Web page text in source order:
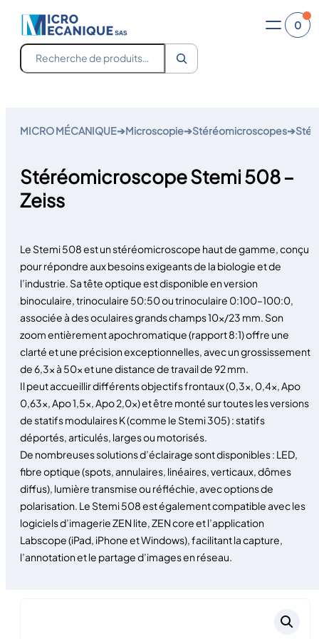
contenu
0
Recherche
MICRO MÉCANIQUE➔Microscopie➔Stéréomicroscopes➔
Stéréomicroscope Stemi 508 –
Zeiss
Le Stemi 508 est un stéréomicroscope haut de gamme, conçu
pour répondre aux besoins exigeants de la biologie et de
l’industrie. Sa tête optique est disponible en version
binoculaire, trinoculaire 50:50 ou trinoculaire 0:100–100:0,
associée à des oculaires grands champs 10x/23 mm. Son
zoom entièrement apochromatique (rapport 8:1) offre une
clarté et une précision exceptionnelles, avec un grossissement
de 6,3× à 50× et une distance de travail de 92 mm.
Il peut accueillir différents objectifs frontaux (0,3×, 0,4×, Apo
0,63×, Apo 1,5×, Apo 2,0×) et être monté sur toutes les versions
de statifs modulaires K (comme le Stemi 305) : statifs
déportés, articulés, larges ou motorisés.
De nombreuses solutions d’éclairage sont disponibles : LED,
fibre optique (spots, annulaires, linéaires, verticaux, dômes
diffus), lumière transmise ou réfléchie, avec options de
polarisation. Le Stemi 508 est également compatible avec les
logiciels d’imagerie ZEN lite, ZEN core et l’application
Labscope (iPad, iPhone et Windows), facilitant la capture,
l’annotation et le partage d’images en réseau.